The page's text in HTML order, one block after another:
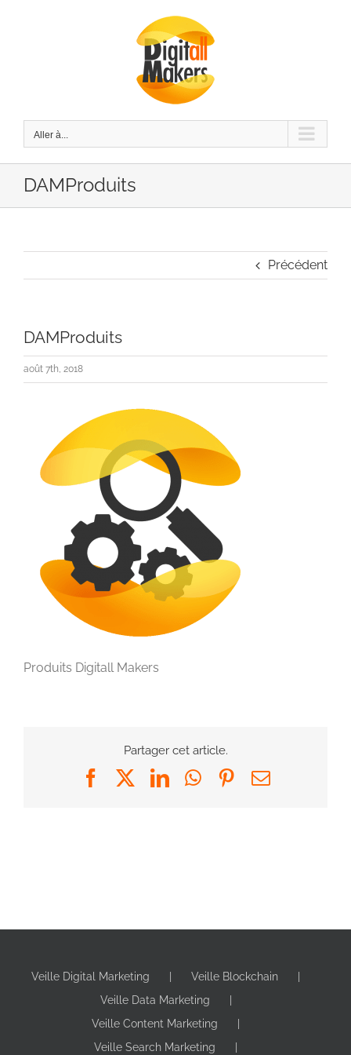
Aller à...
DAMProduits
Précédent
DAMProduits
août 7th, 2018
Produits Digitall Makers
Partager cet article.
FacebookLinkedInWhatsApp
Pinterest
Email
Veille Digital Marketing
Veille Blockchain
Veille Data Marketing
Veille Content Marketing
Veille Search Marketing